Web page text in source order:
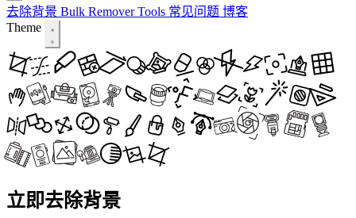
去除背景 Bulk RemoverTools 常见问题 博客
Theme
立即去除背景